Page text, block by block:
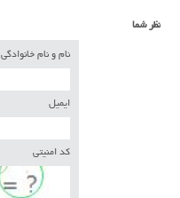
نظر شما
نام و نام خانوادگی
ایمیل
کد امنیتی